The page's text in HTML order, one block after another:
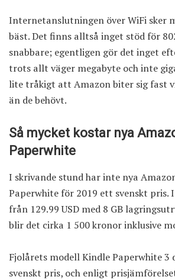
Internetanslutningen över WiFi sker
bäst. Det finns alltså inget stöd för
snabbare; egentligen gör det inget
trots allt väger megabyte och inte
lite tråkigt att Amazon biter sig fast
än de behövt.
Så mycket kostar nya
Paperwhite
I skrivande stund har inte nya
Paperwhite för 2019 ett svenskt pris.
från 129.99 USD med 8 GB
blir det cirka 1 500 kronor inklusive
Fjolårets modell Kindle Paperwhite
svenskt pris, och enligt